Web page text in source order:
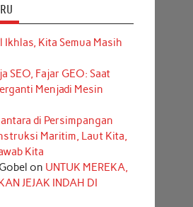
Ikhlas, Kita Semua Masih
SEO, Fajar GEO: Saat
Menjadi Mesin
di Persimpangan
Maritim, Laut Kita,
Kita
on UNTUK MEREKA,
JEJAK INDAH DI